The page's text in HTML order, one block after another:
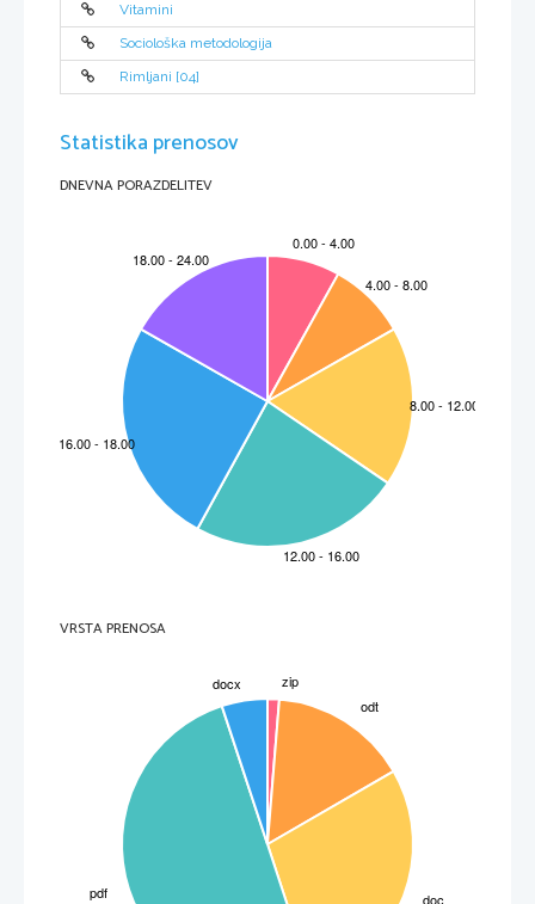
Vitamini
Sociološka metodologija
Rimljani [04]
Statistika prenosov
DNEVNA PORAZDELITEV
VRSTA PRENOSA